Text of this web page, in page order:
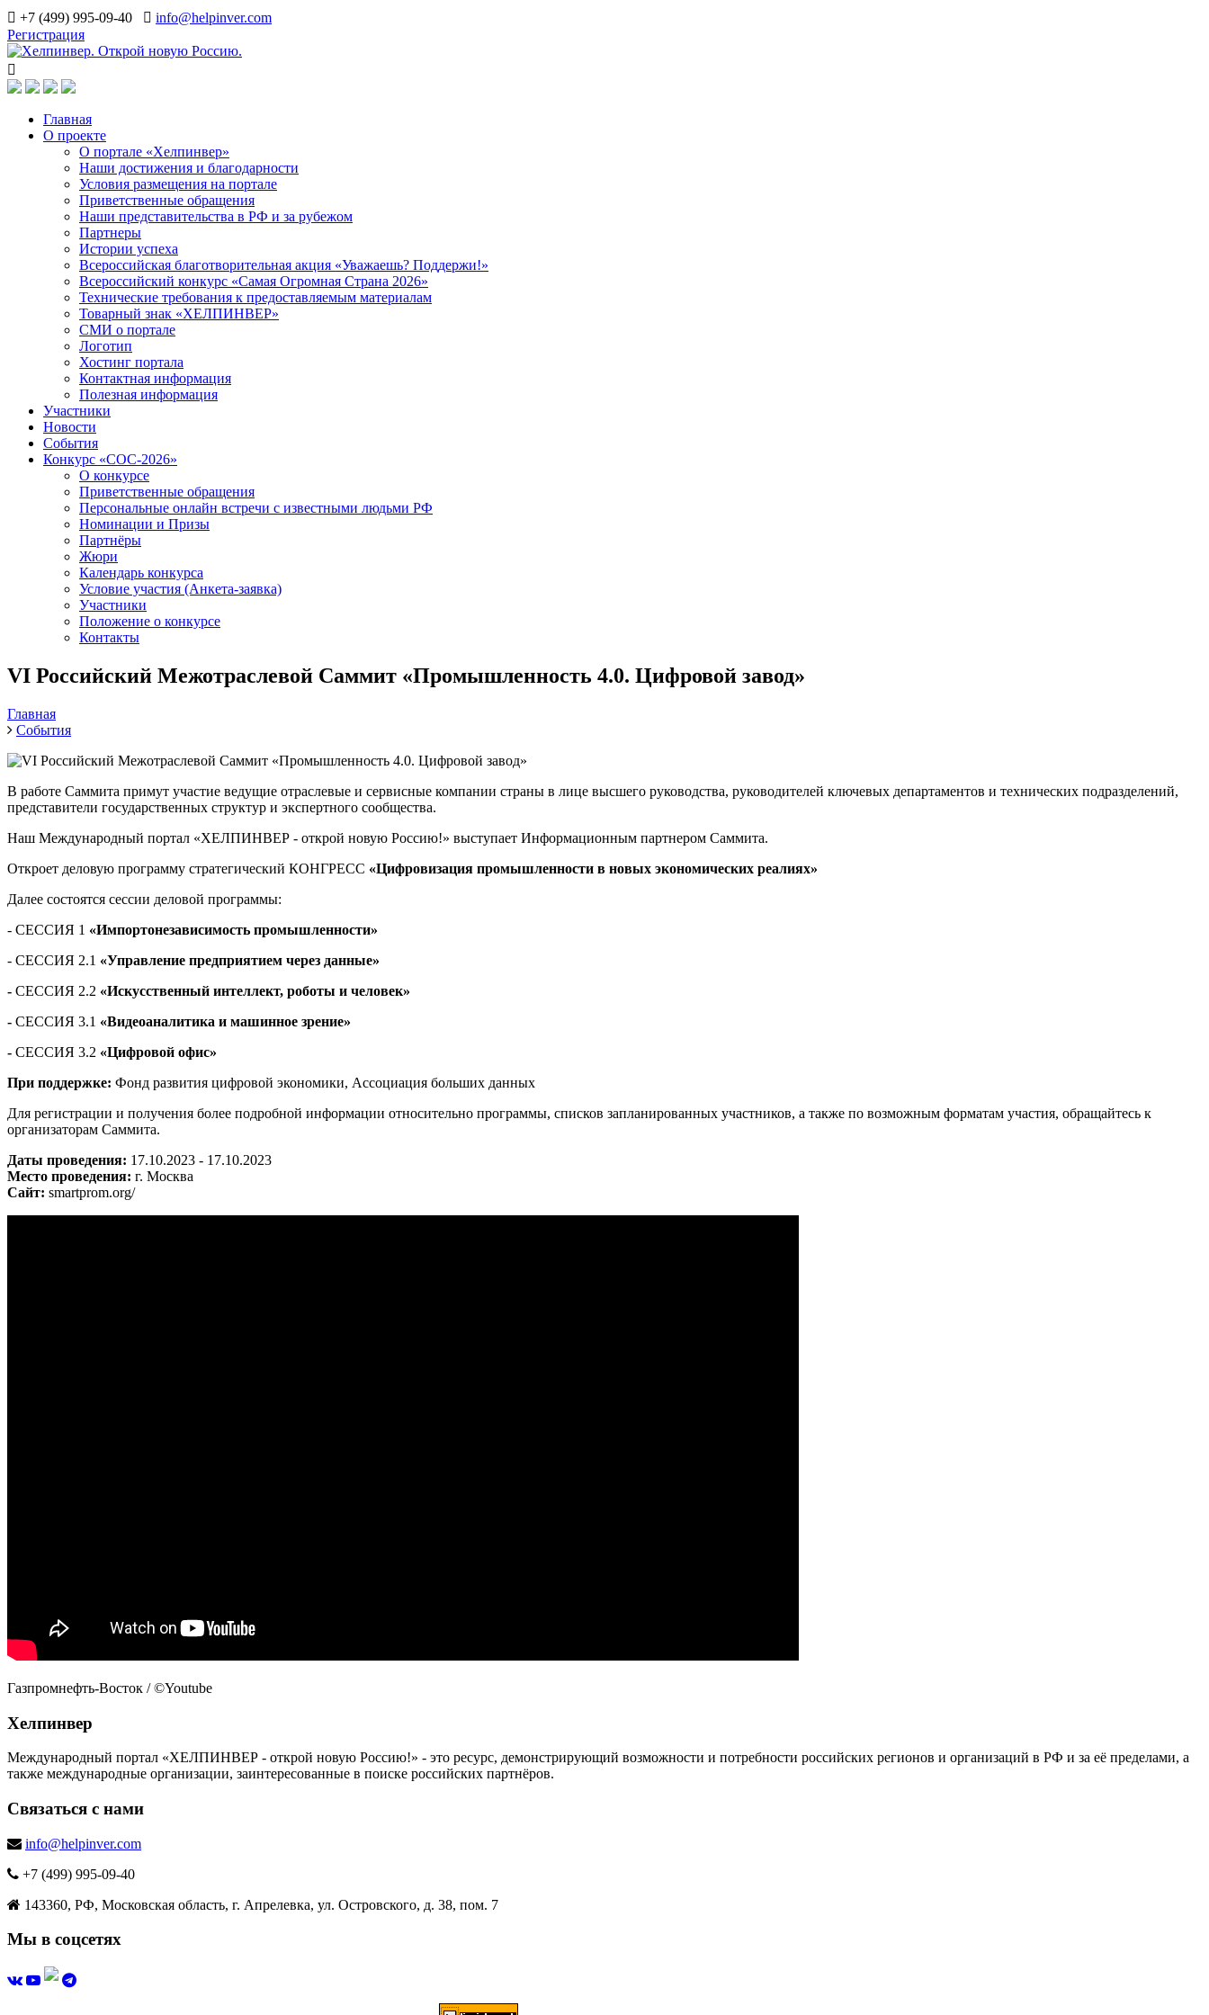
+7 (499) 995-09-40
info@helpinver.com
Регистрация
Главная
О проекте
О портале «Хелпинвер»
Наши достижения и благодарности
Условия размещения на портале
Приветственные обращения
Наши представительства в РФ и за рубежом
Партнеры
Истории успеха
Всероссийская благотворительная акция «Уважаешь? Поддержи!»
Всероссийский конкурс «Самая Огромная Страна 2026»
Технические требования к предоставляемым материалам
Товарный знак «ХЕЛПИНВЕР»
СМИ о портале
Логотип
Хостинг портала
Контактная информация
Полезная информация
Участники
Новости
События
Конкурс «СОС-2026»
О конкурсе
Приветственные обращения
Персональные онлайн встречи с известными людьми РФ
Номинации и Призы
Партнёры
Жюри
Календарь конкурса
Условие участия (Анкета-заявка)
Участники
Положение о конкурсе
Контакты
VI Российский Межотраслевой Саммит «Промышленность 4.0. Цифровой завод»
Главная
События
В работе Саммита примут участие ведущие отраслевые и сервисные компании страны в лице высшего руководства, руководителей ключевых департаментов и технических подразделений,
представители государственных структур и экспертного сообщества.
Наш Международный портал «ХЕЛПИНВЕР - открой новую Россию!» выступает Информационным партнером Саммита.
Откроет деловую программу стратегический КОНГРЕСС «Цифровизация промышленности в новых экономических реалиях»
Далее состоятся сессии деловой программы:
- СЕССИЯ 1 «Импортонезависимость промышленности»
- СЕССИЯ 2.1 «Управление предприятием через данные»
- СЕССИЯ 2.2 «Искусственный интеллект, роботы и человек»
- СЕССИЯ 3.1 «Видеоаналитика и машинное зрение»
- СЕССИЯ 3.2 «Цифровой офис»
При поддержке: Фонд развития цифровой экономики, Ассоциация больших данных
Для регистрации и получения более подробной информации относительно программы, списков запланированных участников, а также по возможным форматам участия, обращайтесь к
организаторам Саммита.
Даты проведения: 17.10.2023 - 17.10.2023
Место проведения: г. Москва
Сайт: smartprom.org/
Газпромнефть-Восток / ©Youtube
Хелпинвер
Международный портал «ХЕЛПИНВЕР - открой новую Россию!» - это ресурс, демонстрирующий возможности и потребности российских регионов и организаций в РФ и за её пределами, а
также международные организации, заинтересованные в поиске российских партнёров.
Связаться с нами
info@helpinver.com
+7 (499) 995-09-40
143360, РФ, Московская область, г. Апрелевка, ул. Островского, д. 38, пом. 7
Мы в соцсетях